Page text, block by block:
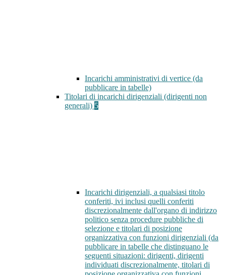
Incarichi amministrativi di vertice (da
pubblicare in tabelle)
Titolari di incarichi dirigenziali (dirigenti non
generali) 5
Incarichi dirigenziali, a qualsiasi titolo
conferiti, ivi inclusi quelli conferiti
discrezionalmente dall'organo di indirizzo
politico senza procedure pubbliche di
selezione e titolari di posizione
organizzativa con funzioni dirigenziali (da
pubblicare in tabelle che distinguano le
seguenti situazioni: dirigenti, dirigenti
individuati discrezionalmente, titolari di